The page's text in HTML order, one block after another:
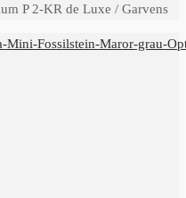
P 2-KR de Luxe / Garvens